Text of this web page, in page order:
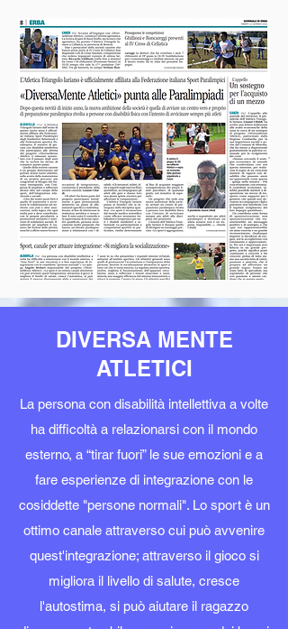
DIVERSA MENTE
ATLETICI
La persona con disabilità intellettiva a volte
ha difficoltà a relazionarsi con il mondo
esterno, a “tirar fuori” le sue emozioni e a
fare esperienze di integrazione con le
cosiddette "persone normali". Lo sport è un
ottimo canale attraverso cui può avvenire
quest'integrazione; attraverso il gioco si
migliora il livello di salute, cresce
l'autostima, si può aiutare il ragazzo